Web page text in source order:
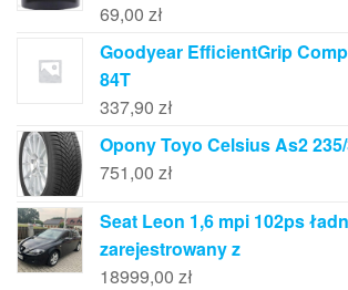
69,00 zł
Goodyear EfficientGrip
84T
337,90 zł
Opony Toyo Celsius As2
751,00 zł
Seat Leon 1,6 mpi 102ps
zarejestrowany z
18999,00 zł